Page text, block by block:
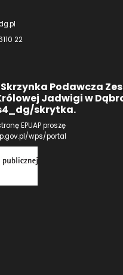
22
Podawcza
Jadwigi w
skrytka.
EPUAP proszę
wps/portal